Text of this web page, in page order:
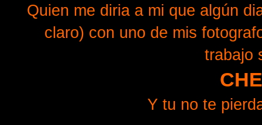
Quien me diria a mi que algún
claro) con uno de mis
trabajo
Y tu no te